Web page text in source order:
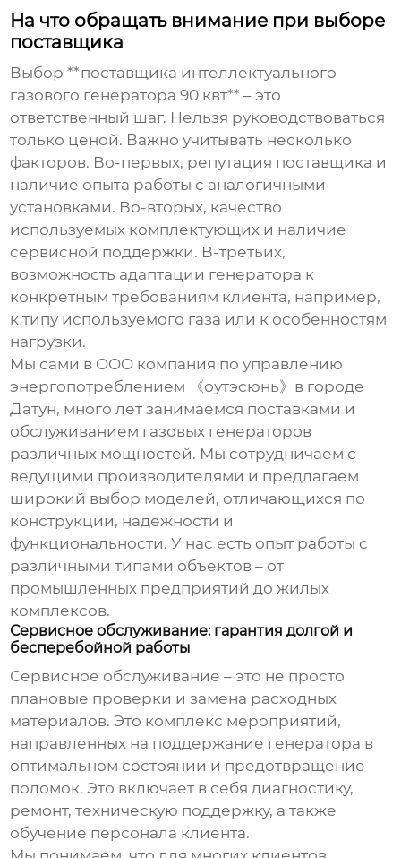
На что обращать внимание при выборе
поставщика
Выбор **поставщика интеллектуального
газового генератора 90 квт** – это
ответственный шаг. Нельзя руководствоваться
только ценой. Важно учитывать несколько
факторов. Во-первых, репутация поставщика и
наличие опыта работы с аналогичными
установками. Во-вторых, качество
используемых комплектующих и наличие
сервисной поддержки. В-третьих,
возможность адаптации генератора к
конкретным требованиям клиента, например,
к типу используемого газа или к особенностям
нагрузки.
Мы сами в OOO компания по управлению
энергопотреблением 《оутэсюнь》в городе
Датун, много лет занимаемся поставками и
обслуживанием газовых генераторов
различных мощностей. Мы сотрудничаем с
ведущими производителями и предлагаем
широкий выбор моделей, отличающихся по
конструкции, надежности и
функциональности. У нас есть опыт работы с
различными типами объектов – от
промышленных предприятий до жилых
комплексов.
Сервисное обслуживание: гарантия долгой и
бесперебойной работы
Сервисное обслуживание – это не просто
плановые проверки и замена расходных
материалов. Это комплекс мероприятий,
направленных на поддержание генератора в
оптимальном состоянии и предотвращение
поломок. Это включает в себя диагностику,
ремонт, техническую поддержку, а также
обучение персонала клиента.